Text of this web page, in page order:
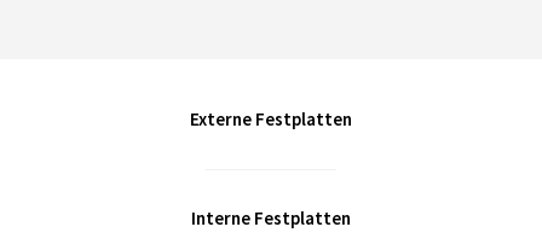
Externe Festplatten
Interne Festplatten